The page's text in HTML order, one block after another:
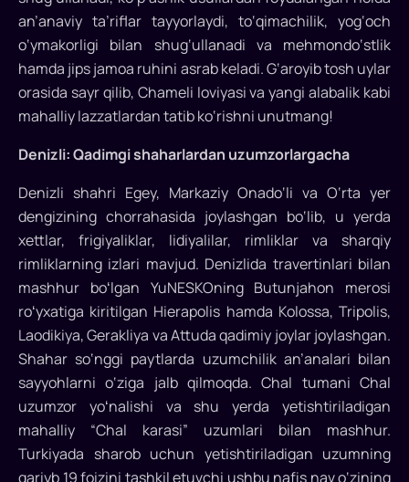
an’anaviy ta’riflar tayyorlaydi, to‘qimachilik, yog‘och
o‘ymakorligi bilan shug‘ullanadi va mehmondo‘stlik
hamda jips jamoa ruhini asrab keladi. G‘aroyib tosh uylar
orasida sayr qilib, Chameli loviyasi va yangi alabalik kabi
mahalliy lazzatlardan tatib ko‘rishni unutmang!
Denizli: Qadimgi shaharlardan uzumzorlargacha
Denizli shahri Egey, Markaziy Onado‘li va O‘rta yer
dengizining chorrahasida joylashgan bo‘lib, u yerda
xettlar, frigiyaliklar, lidiyalilar, rimliklar va sharqiy
rimliklarning izlari mavjud. Denizlida travertinlari bilan
mashhur boʻlgan YuNESKOning Butunjahon merosi
roʻyxatiga kiritilgan Hierapolis hamda Kolossa, Tripolis,
Laodikiya, Gerakliya va Attuda qadimiy joylar joylashgan.
Shahar so‘nggi paytlarda uzumchilik an’analari bilan
sayyohlarni o‘ziga jalb qilmoqda. Chal tumani Chal
uzumzor yoʻnalishi va shu yerda yetishtiriladigan
mahalliy “Chal karasi” uzumlari bilan mashhur.
Turkiyada sharob uchun yetishtiriladigan uzumning
qariyb 19 foizini tashkil etuvchi ushbu nafis nav o‘zining